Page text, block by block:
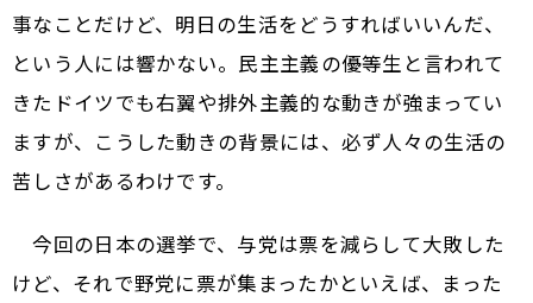
事なことだけど、明日の生活をどうすればいいんだ、
という人には響かない。民主主義の優等生と言われて
きたドイツでも右翼や排外主義的な動きが強まってい
ますが、こうした動きの背景には、必ず人々の生活の
苦しさがあるわけです。
今回の日本の選挙で、与党は票を減らして大敗した
けど、それで野党に票が集まったかといえば、まった